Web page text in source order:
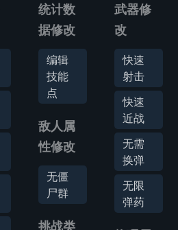
统计数
据修改
编辑
技能
点
敌人属
性修改
无僵
尸群
挑战类
武器修
改
快速
射击
快速
近战
无需
换弹
无限
弹药